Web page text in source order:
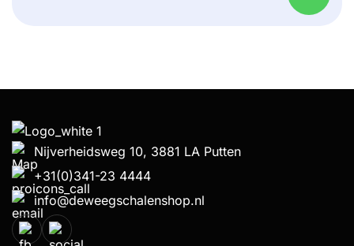
Nijverheidsweg 10, 3881 LA Putten
+31(0)341-23 4444
info@deweegschalenshop.nl